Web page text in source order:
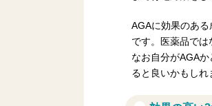
AGAに効果のあ
です。医薬品では
なお自分がAGA
ると良いかもしれ